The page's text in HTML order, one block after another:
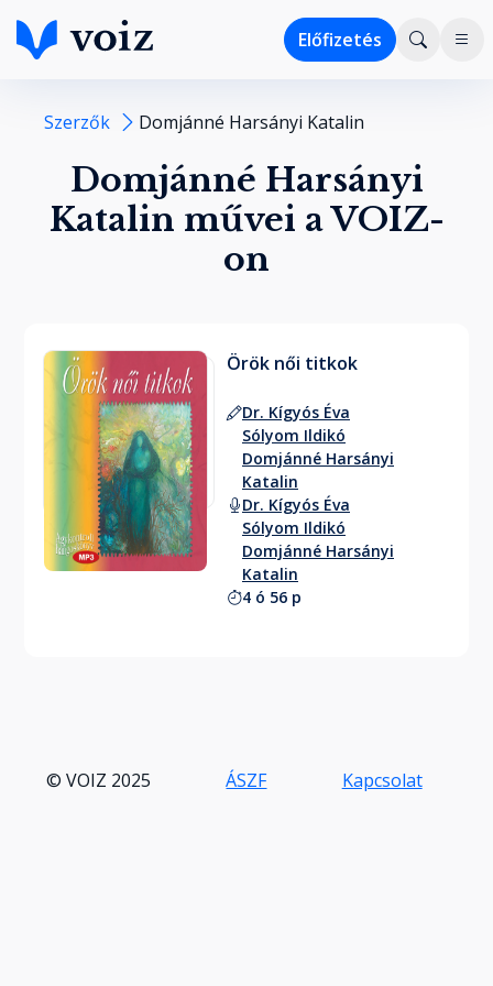
Előfizetés
Szerzők Domjánné Harsányi Katalin
Domjánné Harsányi
Katalin művei a VOIZ-
on
Örök női titkok
Dr. Kígyós Éva
Sólyom Ildikó
Domjánné Harsányi
Katalin
Dr. Kígyós Éva
Sólyom Ildikó
Domjánné Harsányi
Katalin
4 ó 56 p
© VOIZ 2025 ÁSZF Kapcsolat